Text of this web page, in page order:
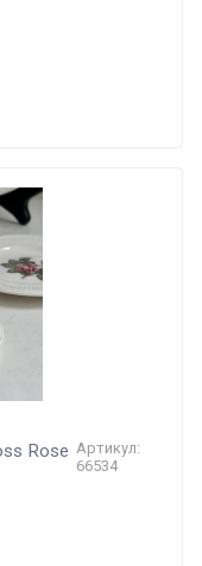
Rose Артикул:
66534